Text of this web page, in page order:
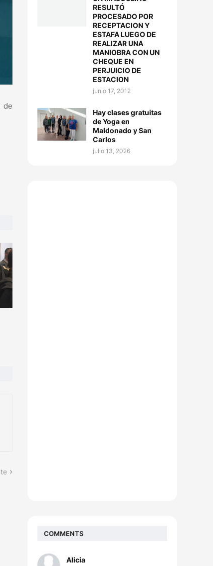
de
RESULTÓ
PROCESADO POR
RECEPTACION Y
ESTAFA LUEGO DE
REALIZAR UNA
MANIOBRA CON UN
CHEQUE EN
PERJUICIO DE
ESTACION
junio 17, 2012
Hay clases gratuitas
de Yoga en
Maldonado y San
Carlos
julio 13, 2026
COMMENTS
Alicia